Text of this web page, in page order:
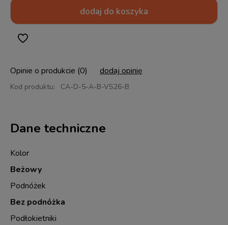
dodaj do koszyka
Kod produktu: CA-D-5-A-B-VS26-B
Opinie o produkcie (0) dodaj opinię
Dane techniczne
Kolor
Beżowy
Podnóżek
Bez podnóżka
Podłokietniki